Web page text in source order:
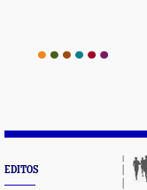
EDITOS